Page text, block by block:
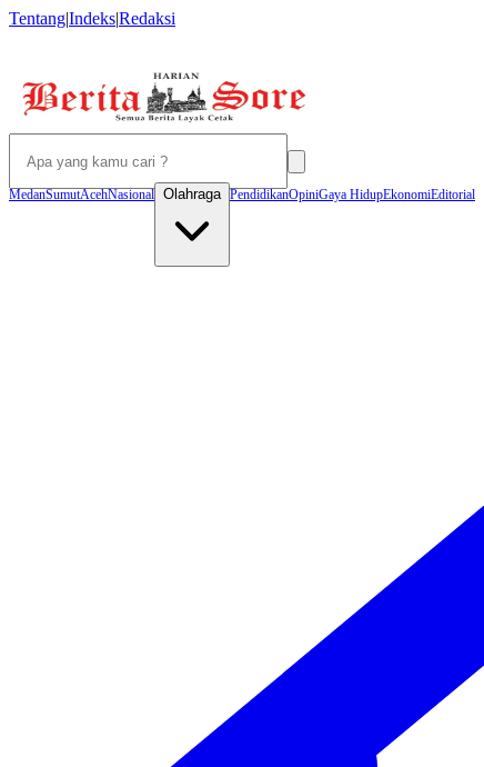
Tentang|Indeks|Redaksi
MedanSumutAcehNasional Olahraga PendidikanOpiniGaya HidupEkonomiEditorial